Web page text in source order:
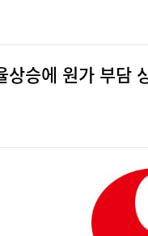
승에 원가 부담